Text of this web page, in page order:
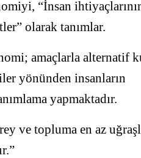
“İnsan
olarak tanımlar.
amaçlarla alternatif
yönünden insanların
yapmaktadır.
ve topluma en az